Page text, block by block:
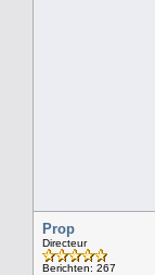
Prop
Directeur
Berichten: 267